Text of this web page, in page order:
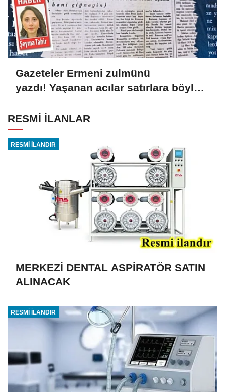
Gazeteler Ermeni zulmünü
yazdı! Yaşanan acılar satırlara böyle
RESMİ İLANLAR
RESMİ İLANDIR
MERKEZİ DENTAL ASPİRATÖR SATIN
ALINACAK
RESMİ İLANDIR